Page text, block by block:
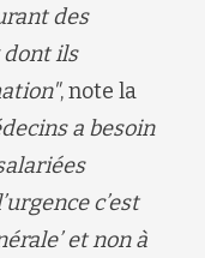
des
dont ils
, note la
a besoin
c’est
et non à